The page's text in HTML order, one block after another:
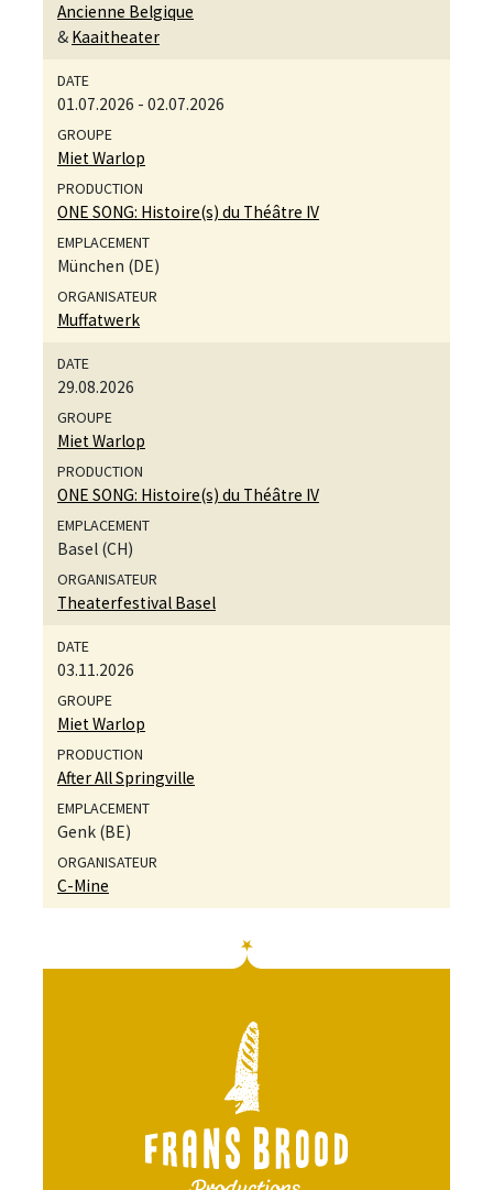
Ancienne Belgique
& Kaaitheater
01.07.2026 - 02.07.2026
Miet Warlop
ONE SONG: Histoire(s) du Théâtre IV
München (DE)
Muffatwerk
29.08.2026
Miet Warlop
ONE SONG: Histoire(s) du Théâtre IV
Basel (CH)
Theaterfestival Basel
03.11.2026
Miet Warlop
After All Springville
Genk (BE)
C-Mine